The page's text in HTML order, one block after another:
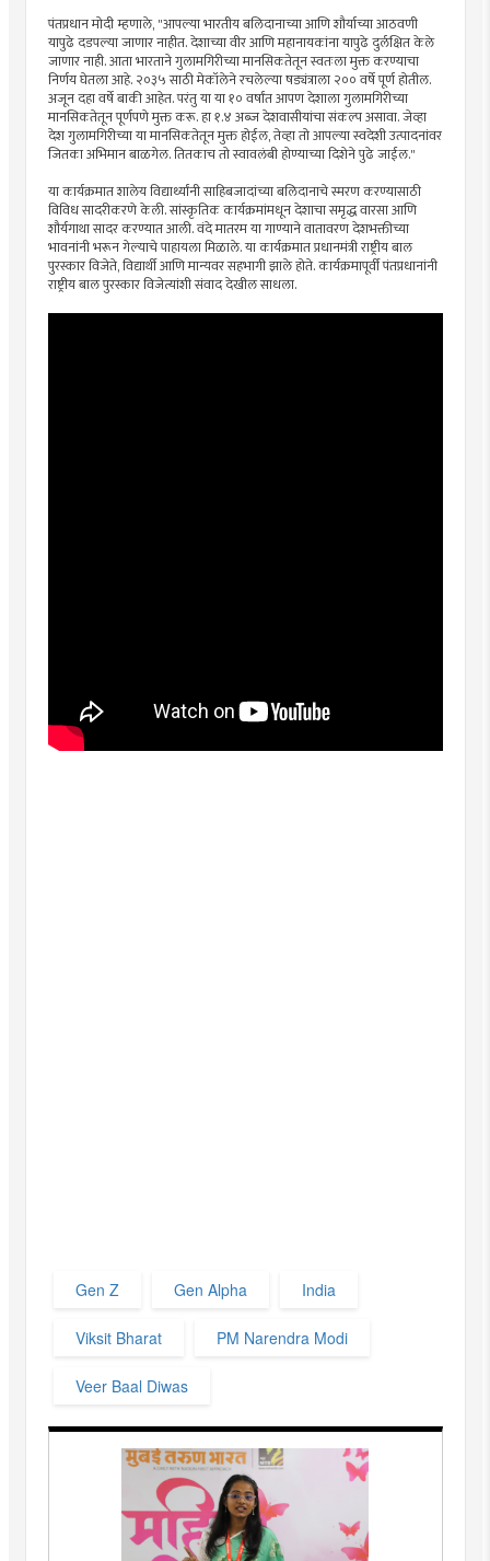
पंतप्रधान मोदी म्हणाले, "आपल्या भारतीय बलिदानाच्या आणि शौर्याच्या आठवणी
यापुढे दडपल्या जाणार नाहीत. देशाच्या वीर आणि महानायकांना यापुढे दुर्लक्षित केले
जाणार नाही. आता भारताने गुलामगिरीच्या मानसिकतेतून स्वतःला मुक्त करण्याचा
निर्णय घेतला आहे. २०३५ साठी मेकॉलेने रचलेल्या षड्यंत्राला २०० वर्षे पूर्ण होतील.
अजून दहा वर्षे बाकी आहेत. परंतु या या १० वर्षांत आपण देशाला गुलामगिरीच्या
मानसिकतेतून पूर्णपणे मुक्त करू. हा १.४ अब्ज देशवासीयांचा संकल्प असावा. जेव्हा
देश गुलामगिरीच्या या मानसिकतेतून मुक्त होईल, तेव्हा तो आपल्या स्वदेशी उत्पादनांवर
जितका अभिमान बाळगेल. तितकाच तो स्वावलंबी होण्याच्या दिशेने पुढे जाईल."
या कार्यक्रमात शालेय विद्यार्थ्यांनी साहिबजादांच्या बलिदानाचे स्मरण करण्यासाठी
विविध सादरीकरणे केली. सांस्कृतिक कार्यक्रमांमधून देशाचा समृद्ध वारसा आणि
शौर्यगाथा सादर करण्यात आली. वंदे मातरम या गाण्याने वातावरण देशभक्तीच्या
भावनांनी भरून गेल्याचे पाहायला मिळाले. या कार्यक्रमात प्रधानमंत्री राष्ट्रीय बाल
पुरस्कार विजेते, विद्यार्थी आणि मान्यवर सहभागी झाले होते. कार्यक्रमापूर्वी पंतप्रधानांनी
राष्ट्रीय बाल पुरस्कार विजेत्यांशी संवाद देखील साधला.
Gen Z Gen Alpha India
Viksit Bharat PM Narendra Modi
Veer Baal Diwas